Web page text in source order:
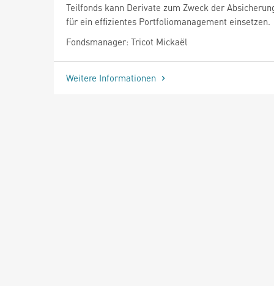
Teilfonds kann Derivate zum Zweck der
für ein effizientes Portfoliomanagement einsetzen.
Fondsmanager: Tricot Mickaël
Weitere Informationen